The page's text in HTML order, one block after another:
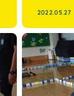
2022.05.27